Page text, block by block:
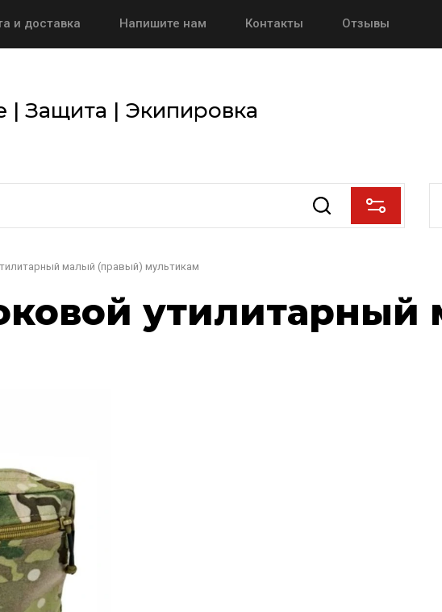
и доставка Напишите нам Контакты Отзывы
| Защита | Экипировка
малый (правый) мультикам